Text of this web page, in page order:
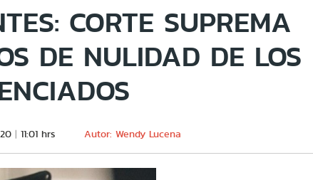
CORTE SUPREMA
DE NULIDAD DE LOS
11:01 hrs Autor: Wendy Lucena